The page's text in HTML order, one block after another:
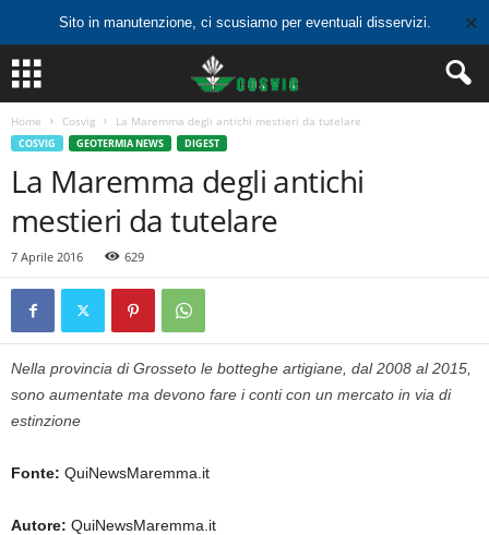
Sito in manutenzione, ci scusiamo per eventuali disservizi. ✕
Home Cosvig La Maremma degli antichi mestieri da tutelare
COSVIG GEOTERMIA NEWS DIGEST
La Maremma degli antichi
mestieri da tutelare
7 Aprile 2016 629
Nella provincia di Grosseto le botteghe artigiane, dal 2008 al 2015,
sono aumentate ma devono fare i conti con un mercato in via di
estinzione
Fonte: QuiNewsMaremma.it
Autore: QuiNewsMaremma.it